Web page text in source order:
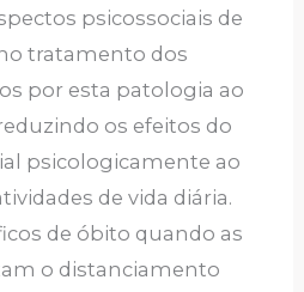
psicossociais de
tratamento dos
por esta patologia ao
os efeitos do
psicologicamente ao
de vida diária.
de óbito quando as
o distanciamento